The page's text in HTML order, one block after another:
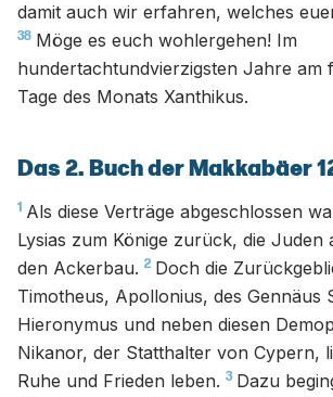
damit auch wir erfahren, welches
38 Möge es euch wohlergehen! Im
hundertachtundvierzigsten Jahre am
Tage des Monats Xanthikus.
Das 2. Buch der Makkabäer
1 Als diese Verträge abgeschlossen
Lysias zum Könige zurück, die Juden
den Ackerbau. 2 Doch die
Timotheus, Apollonius, des Gennäus
Hieronymus und neben diesen
Nikanor, der Statthalter von Cypern,
Ruhe und Frieden leben. 3 Dazu